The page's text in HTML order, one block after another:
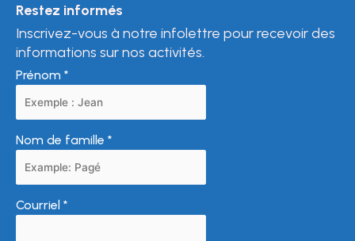
Restez informés
Inscrivez-vous à notre infolettre pour recevoir des
informations sur nos activités.
Prénom *
Nom de famille *
Courriel *